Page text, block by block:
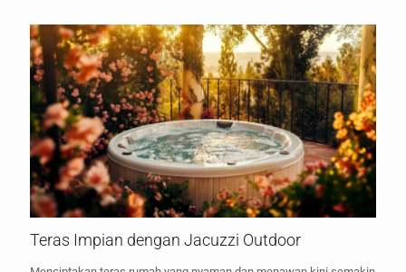
Teras Impian dengan Jacuzzi Outdoor